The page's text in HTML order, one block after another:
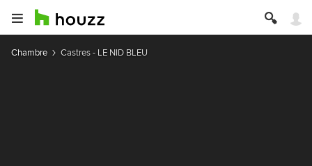
Chambre Castres - LE NID BLEU